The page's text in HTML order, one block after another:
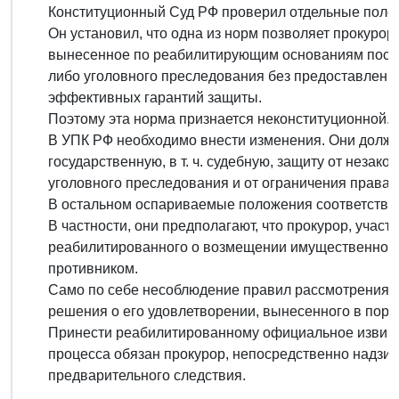
Конституционный Суд РФ проверил отдельные
Он установил, что одна из норм позволяет
вынесенное по реабилитирующим основаниям
либо уголовного преследования без
эффективных гарантий защиты.
Поэтому эта норма признается неконституционной.
В УПК РФ необходимо внести изменения. Они
государственную, в т. ч. судебную, защиту от
уголовного преследования и от ограничения
В остальном оспариваемые положения
В частности, они предполагают, что прокурор,
реабилитированного о возмещении
противником.
Само по себе несоблюдение правил рассмотрения
решения о его удовлетворении, вынесенного в
Принести реабилитированному официальное
процесса обязан прокурор, непосредственно
предварительного следствия.